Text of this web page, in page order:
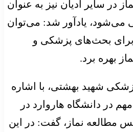
در سایر ادیان نیز به عنوان
می‌شود، یادآور شد: می‌توان
بحث‌های پزشکی و
بهره برد.
شهید بهشتی، با اشاره
در دانشگاه هاروارد در
مطالعه نماز، گفت: در این